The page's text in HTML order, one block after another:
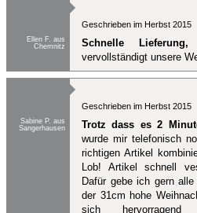
Ellen F. aus
Chemnitz
Geschrieben im Herbst 2015
Schnelle Lieferung,
vervollständigt unsere
Sabine P. aus
Sangerhausen
Geschrieben im Herbst 2015
Trotz dass es 2
wurde mir telefonisch
richtigen Artikel
Lob! Artikel schnell
Dafür gebe ich gern
der 31cm hohe
sich